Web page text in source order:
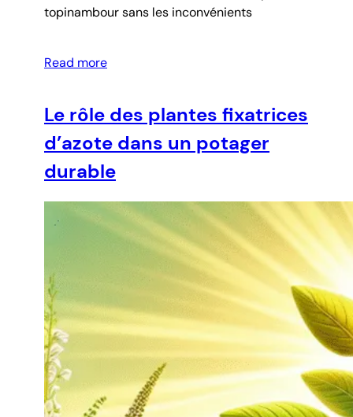
topinambour sans les inconvénients
Read more
Le rôle des plantes fixatrices
d’azote dans un potager
durable